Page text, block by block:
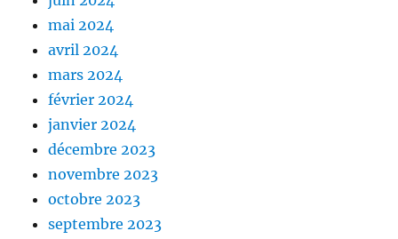
mai 2024
avril 2024
mars 2024
février 2024
janvier 2024
décembre 2023
novembre 2023
octobre 2023
septembre 2023